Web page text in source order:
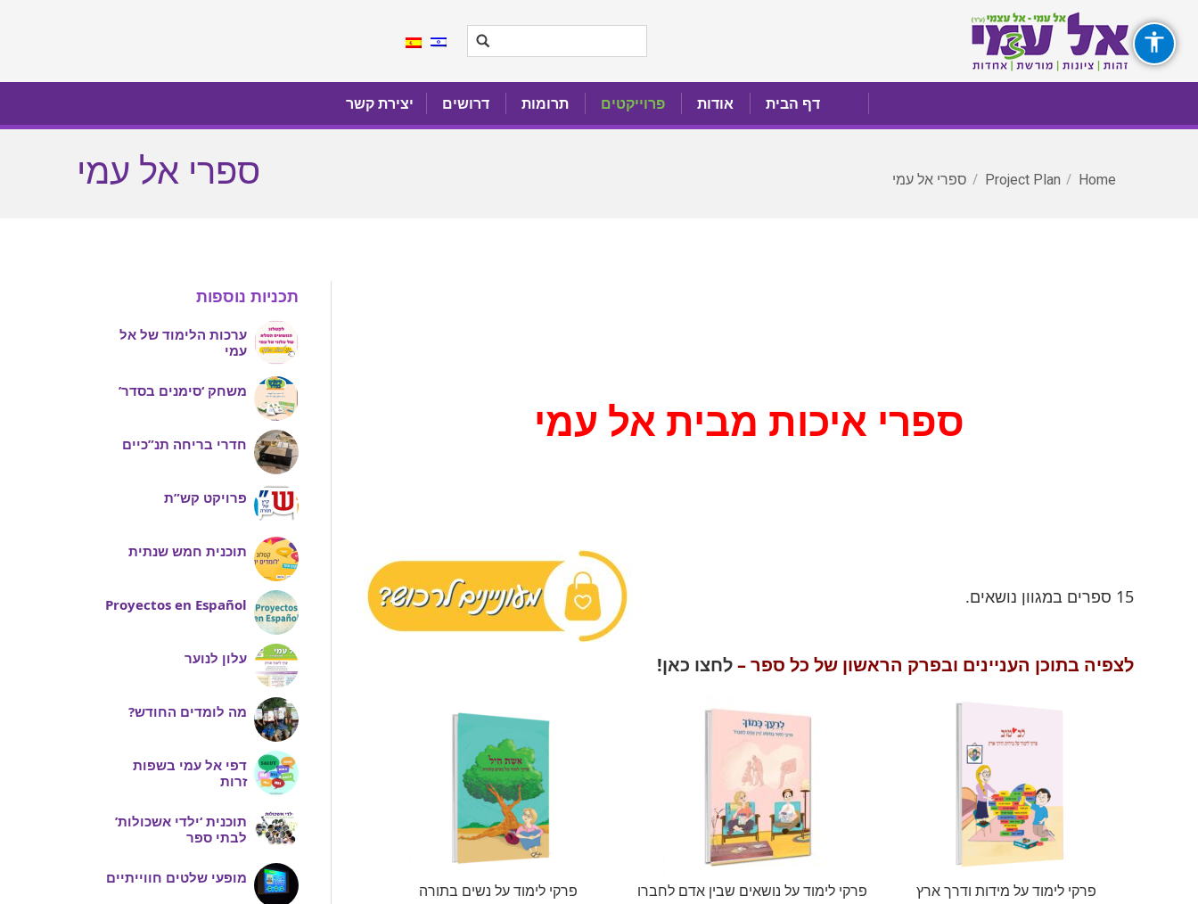
דף הבית אודות פרוייקטים תרומות דרושים יצירת קשר
You are here:
Home
Project Plan ספרי אל עמי ספרי אל עמי
ספרי איכות מבית אל עמי
15 ספרים במגוון נושאים.
לצפיה בתוכן העניינים ובפרק הראשון של כל ספר –לחצו כאן!
פרקי לימוד על מידות ודרך ארץ פרקי לימוד על נושאים שבין אדם לחברו פרקי לימוד על נשים בתורה
תכניות נוספות
ערכות הלימוד של אל
עמי
משחק ‘סימנים בסדר’
חדרי בריחה תנ”כיים
פרויקט קש”ת
תוכנית חמש שנתית
Proyectos en Español
עלון לנוער
מה לומדים החודש?
דפי אל עמי בשפות
זרות
תוכנית ‘ילדי אשכולות’
לבתי ספר
מופעי שלטים חווייתיים
פרוייקטים תרומות דרושים